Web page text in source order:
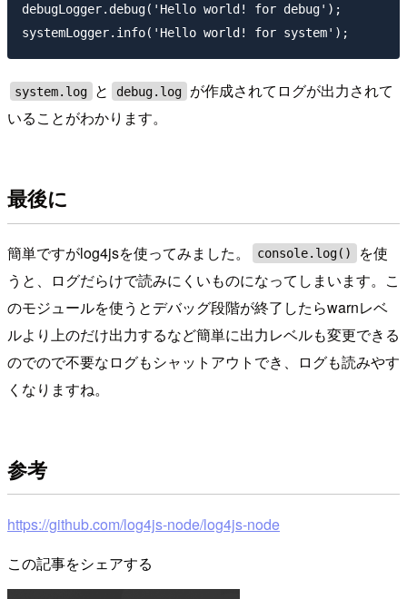
debugLogger.debug('Hello world! for debug');
system.log と debug.log
が作成されてログが出力されて
いることがわかります。
最後に
簡単ですがlog4jsを使ってみました。 console.log()
を使
うと、ログだらけで読みにくいものになってしまいます。こ
のモジュールを使うとデバッグ段階が終了したらwarnレベ
ルより上のだけ出力するなど簡単に出力レベルも変更できる
のでので不要なログもシャットアウトでき、ログも読みやす
くなりますね。
参考
https://github.com/log4js-node/log4js-node
この記事をシェアする